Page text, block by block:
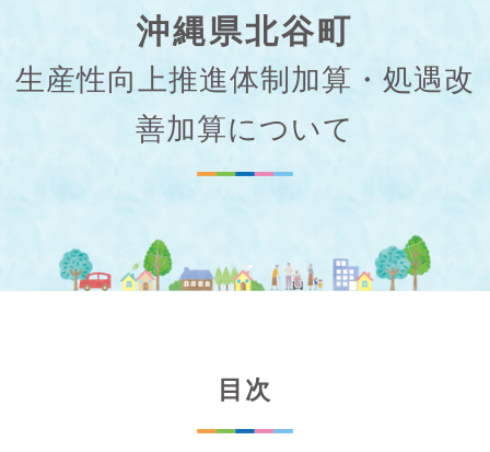
沖縄県北谷町
生産性向上推進体制加算・処遇改
善加算について
目次